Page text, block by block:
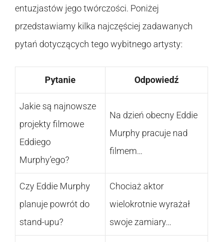
entuzjastów jego twórczości. Poniżej
przedstawiamy kilka najczęściej zadawanych
pytań dotyczących tego wybitnego artysty:
Pytanie Odpowiedź
Jakie są najnowsze
projekty filmowe
Eddiego
Murphy’ego?
Na dzień obecny Eddie
Murphy pracuje nad
filmem…
Czy Eddie Murphy
planuje powrót do
stand-upu?
Chociaż aktor
wielokrotnie wyrażał
swoje zamiary…